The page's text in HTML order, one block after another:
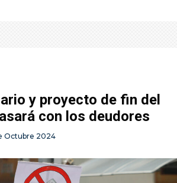
y proyecto de fin del
con los deudores
Octubre 2024